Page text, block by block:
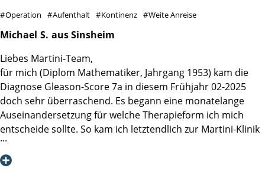
der OP vom Sozialdienst in der Klinik von einer sehr
freundlichen und erfahrenen Dame vermittelt wurde.
Klinik
Operation Aufenthalt Kontinenz Weite Anreise
Michael S. aus Sinsheim
Liebes Martini-Team,
für mich (Diplom Mathematiker, Jahrgang 1953) kam die
Diagnose Gleason-Score 7a in diesem Frühjahr 02-2025
doch sehr überraschend. Es begann eine monatelange
Auseinandersetzung für welche Therapieform ich mich
entscheide sollte. So kam ich letztendlich zur Martini-Klinik
und zu einem Gespräch mit Prof. Dr. Steuber. Seine
Klarheit, Empathie und Offenheit für verschiedene Ansätze